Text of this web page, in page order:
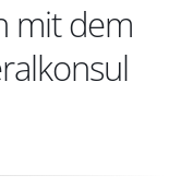
mit dem